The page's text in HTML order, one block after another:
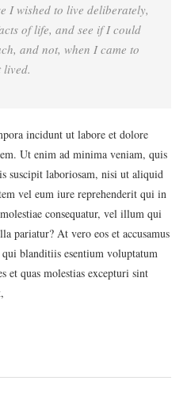
I wished to live deliberately,
of life, and see if I could
and not, when I came to
incidunt ut labore et dolore
Ut enim ad minima veniam, quis
suscipit laboriosam, nisi ut aliquid
vel eum iure reprehenderit qui in
consequatur, vel illum qui
pariatur? At vero eos et accusamus
blanditiis esentium voluptatum
et quas molestias excepturi sint